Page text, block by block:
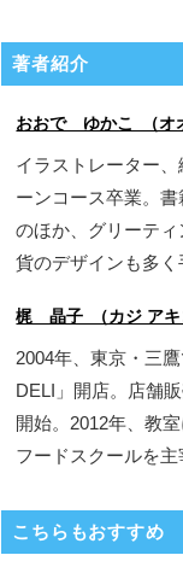
著者紹介
おおで ゆかこ （オ
イラストレーター
ーンコース卒業。
のほか、グリーテ
貨のデザインも多く
梶 晶子 （カジ アキ
2004年、東京・三
DELI」開店。店舗
開始。2012年、教
フードスクールを主
こちらもおすすめ